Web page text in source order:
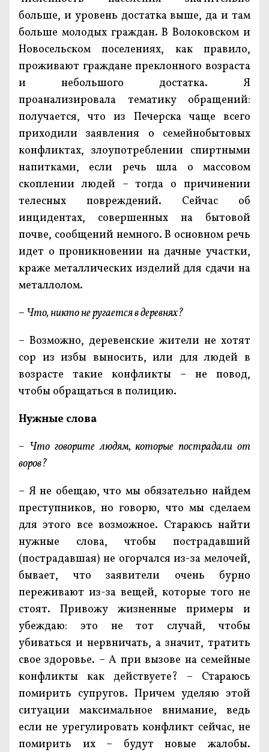
больше, и уровень достатка выше, да и там
больше молодых граждан. В Волоковском и
Новосельском поселениях, как правило,
проживают граждане преклонного возраста
и небольшого достатка. Я
проанализировала тематику обращений:
получается, что из Печерска чаще всего
приходили заявления о семейнобытовых
конфликтах, злоупотреблении спиртными
напитками, если речь шла о массовом
скоплении людей – тогда о причинении
телесных повреждений. Сейчас об
инцидентах, совершенных на бытовой
почве, сообщений немного. В основном речь
идет о проникновении на дачные участки,
краже металлических изделий для сдачи на
металлолом.
– Что, никто не ругается в деревнях?
– Возможно, деревенские жители не хотят
сор из избы выносить, или для людей в
возрасте такие конфликты – не повод,
чтобы обращаться в полицию.
Нужные слова
– Что говорите людям, которые пострадали от
воров?
– Я не обещаю, что мы обязательно найдем
преступников, но говорю, что мы сделаем
для этого все возможное. Стараюсь найти
нужные слова, чтобы пострадавший
(пострадавшая) не огорчался из-за мелочей,
бывает, что заявители очень бурно
переживают из-за вещей, которые того не
стоят. Привожу жизненные примеры и
убеждаю: это не тот случай, чтобы
убиваться и нервничать, а значит, тратить
свое здоровье. – А при вызове на семейные
конфликты как действуете? – Стараюсь
помирить супругов. Причем уделяю этой
ситуации максимальное внимание, ведь
если не урегулировать конфликт сейчас, не
помирить их – будут новые жалобы.